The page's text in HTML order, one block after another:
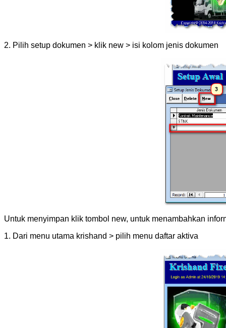
2. Pilih setup dokumen > klik new > isi kolom jenis dokumen
Untuk menyimpan klik tombol new, untuk menambahkan
1. Dari menu utama krishand > pilih menu daftar aktiva